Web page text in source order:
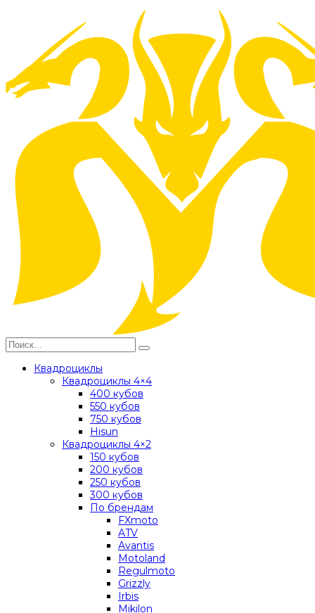
Квадроциклы
Квадроциклы 4×4
400 кубов
550 кубов
750 кубов
Hisun
Квадроциклы 4×2
150 кубов
200 кубов
250 кубов
300 кубов
По брендам
FXmoto
ATV
Avantis
Motoland
Regulmoto
Grizzly
Irbis
Mikilon